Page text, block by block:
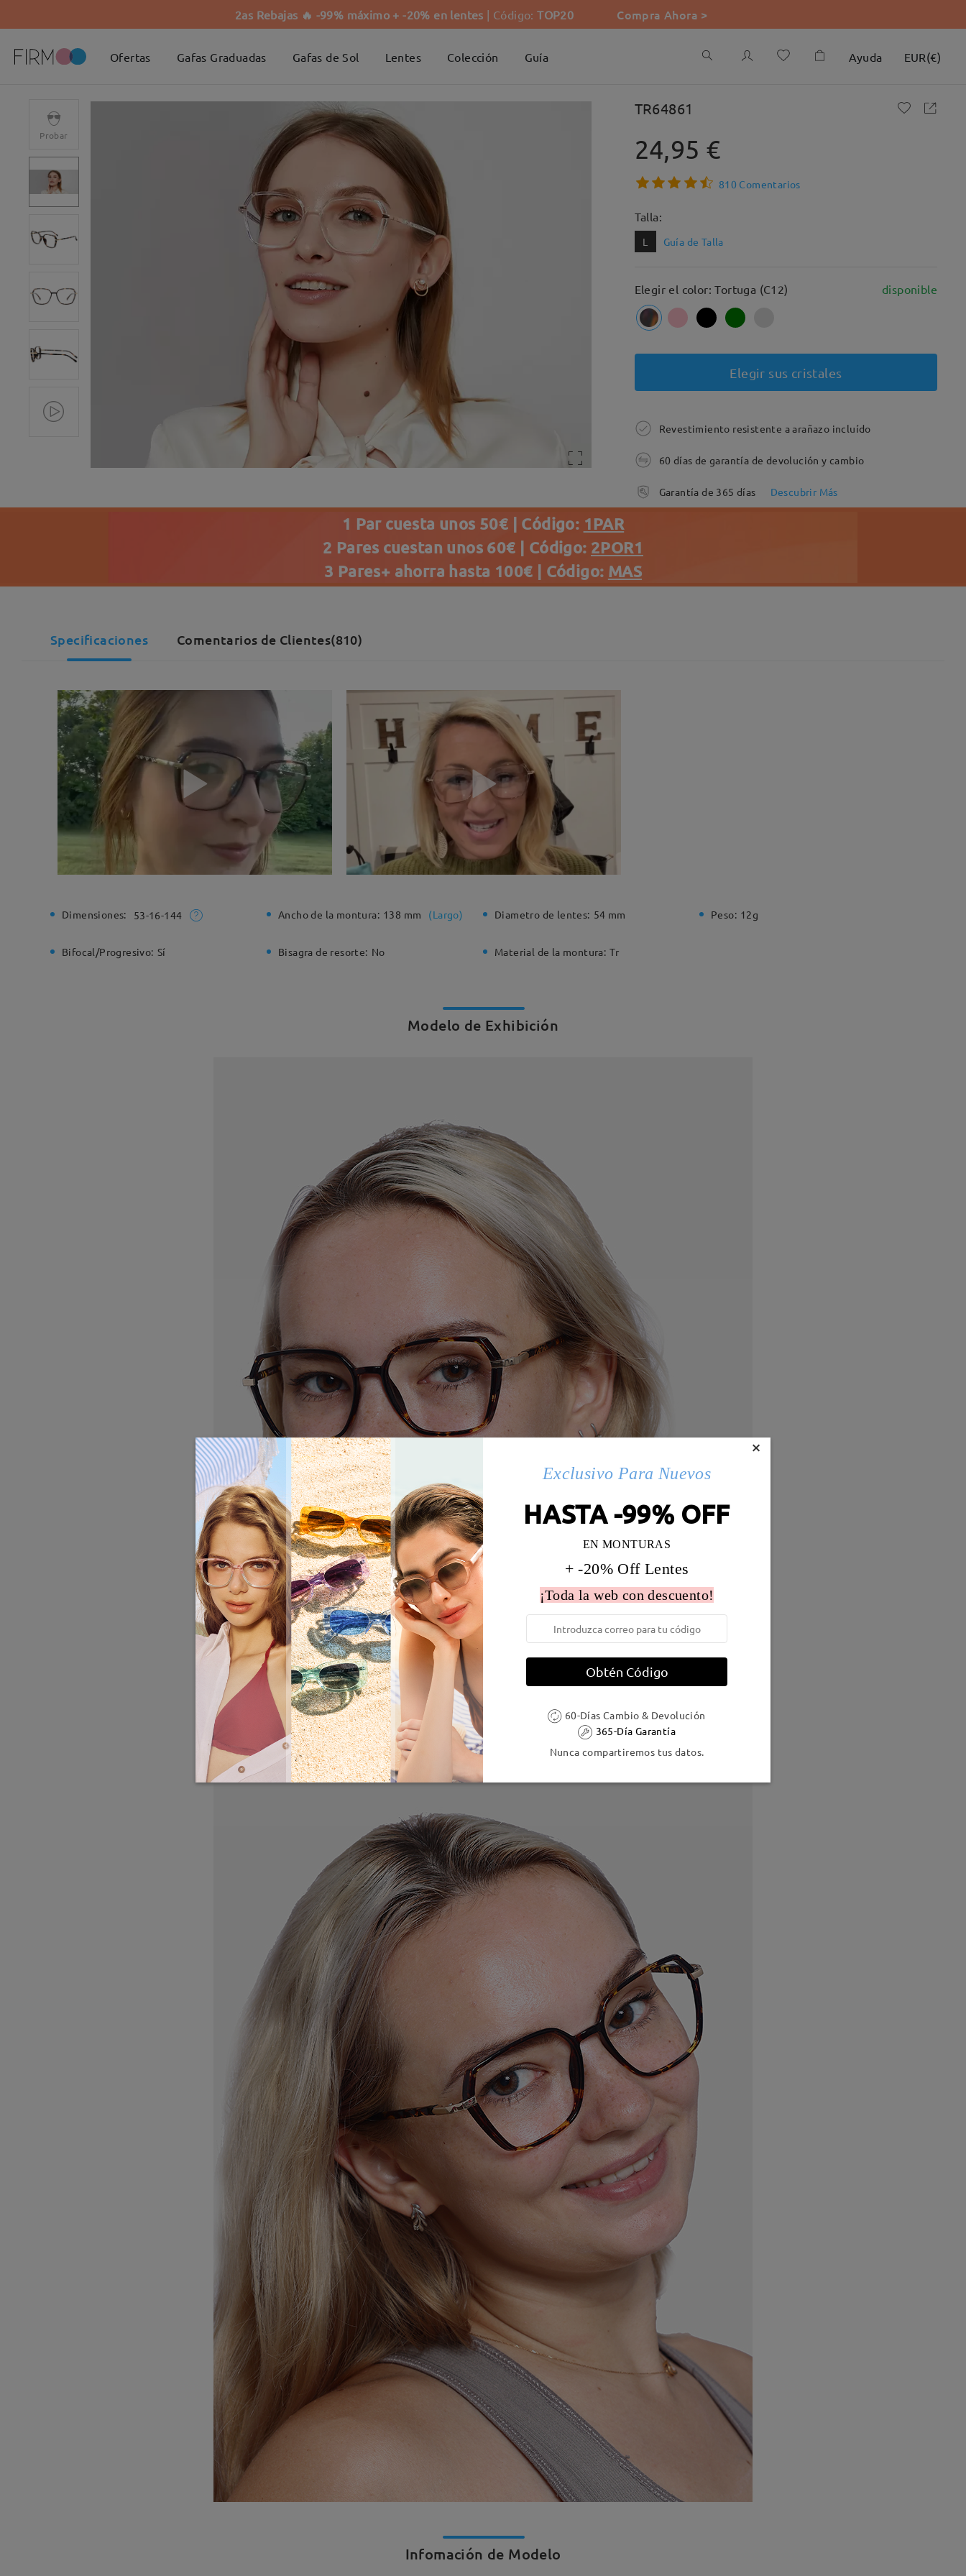
2as Rebajas 🔥 -99% máximo + -20% en lentes | Código:TOP20 Compra Ahora >
Ofertas Gafas Graduadas Gafas de Sol Lentes Colección Guía Ayuda EUR(€)
Probar
TR64861
24,95 €
810 Comentarios
Talla:
L Guía de Talla
Elegir el color: Tortuga (C12) disponible
Elegir sus cristales
Revestimiento resistente a arañazo incluído
60 días de garantía de devolución y cambio
Garantía de 365 días Descubrir Más
1 Par cuesta unos 50€ | Código: 1PAR
2 Pares cuestan unos 60€ | Código: 2POR1
3 Pares+ ahorra hasta 100€ | Código: MAS
Specificaciones Comentarios de Clientes(810)
Dimensiones: 53-16-144 Ancho de la montura: 138 mm (Largo) Diametro de lentes: 54 mm Peso: 12g
Bifocal/Progresivo: Sí Bisagra de resorte: No Material de la montura: Tr
Modelo de Exhibición
Infomación de Modelo
×
Exclusivo Para Nuevos
HASTA -99% OFF
EN MONTURAS
+ -20% Off Lentes
¡Toda la web con descuento!
Obtén Código
60-Días Cambio & Devolución
365-Día Garantía
Nunca compartiremos tus datos.